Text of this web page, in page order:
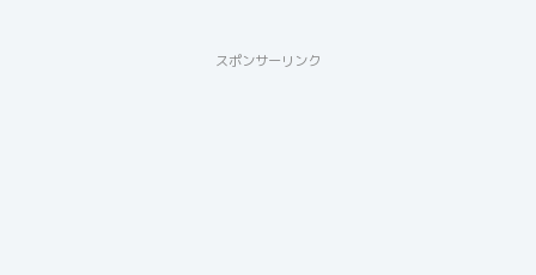
スポンサーリンク